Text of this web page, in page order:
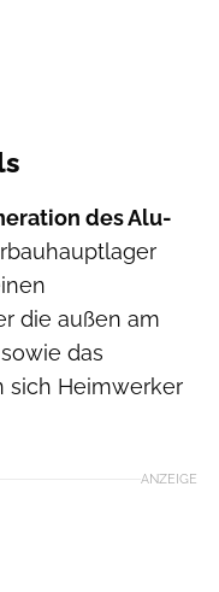
des Alu-
die außen am
das
sich Heimwerker
ANZEIGE